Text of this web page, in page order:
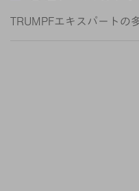
TRUMPFエキスパートの